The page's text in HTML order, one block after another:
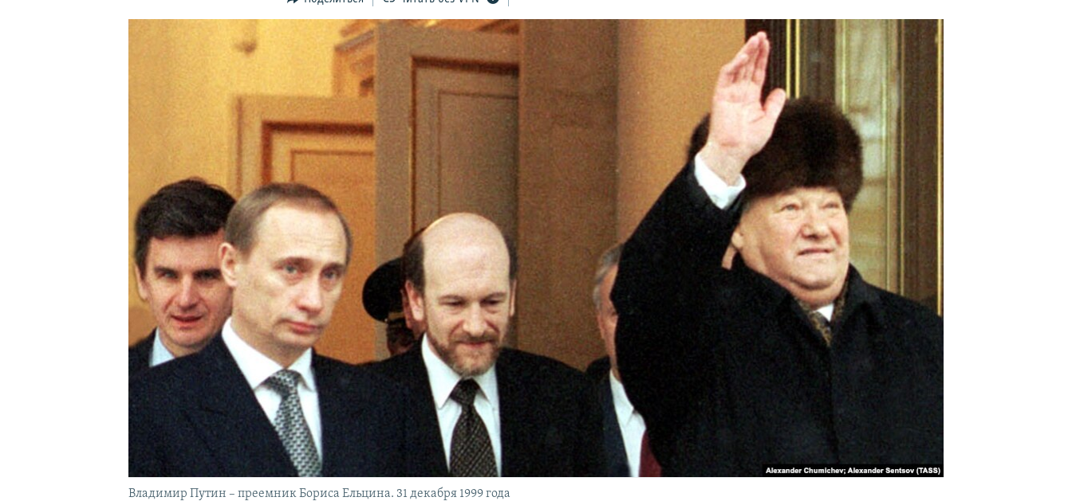
Владимир Путин – преемник Бориса Ельцина. 31 декабря 1999 года